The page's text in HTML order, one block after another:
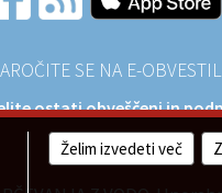
SE NA E-
ostati obveščeni in
razvoj?
Želim izvedeti več